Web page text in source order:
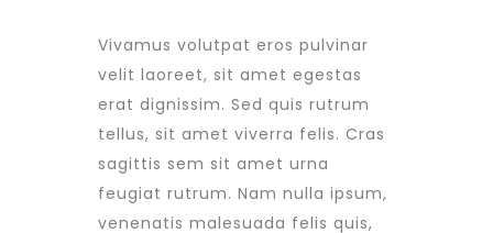
Vivamus volutpat eros pulvinar
velit laoreet, sit amet egestas
erat dignissim. Sed quis rutrum
tellus, sit amet viverra felis. Cras
sagittis sem sit amet urna
feugiat rutrum. Nam nulla ipsum,
venenatis malesuada felis quis,